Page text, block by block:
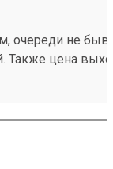
очереди не
Также цена